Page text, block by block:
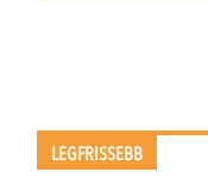
LEGFRISSEBB